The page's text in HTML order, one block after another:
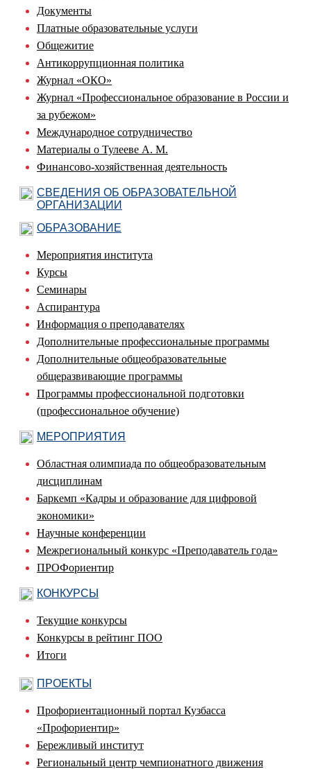
Документы
Платные образовательные услуги
Общежитие
Антикоррупционная политика
Журнал «ОКО»
Журнал «Профессиональное образование в России и
за рубежом»
Международное сотрудничество
Материалы о Тулееве А. М.
Финансово-хозяйственная деятельность
СВЕДЕНИЯ ОБ ОБРАЗОВАТЕЛЬНОЙ
ОРГАНИЗАЦИИ
ОБРАЗОВАНИЕ
Мероприятия института
Курсы
Семинары
Аспирантура
Информация о преподавателях
Дополнительные профессиональные программы
Дополнительные общеобразовательные
общеразвивающие программы
Программы профессиональной подготовки
(профессиональное обучение)
МЕРОПРИЯТИЯ
Областная олимпиада по общеобразовательным
дисциплинам
Баркемп «Кадры и образование для цифровой
экономики»
Научные конференции
Межрегиональный конкурс «Преподаватель года»
ПРОФориентир
КОНКУРСЫ
Текущие конкурсы
Конкурсы в рейтинг ПОО
Итоги
ПРОЕКТЫ
Профориентационный портал Кузбасса
«Профориентир»
Бережливый институт
Региональный центр чемпионатного движения